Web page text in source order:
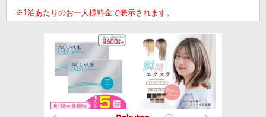
※1泊あたりのお一人様料金で表示されます。